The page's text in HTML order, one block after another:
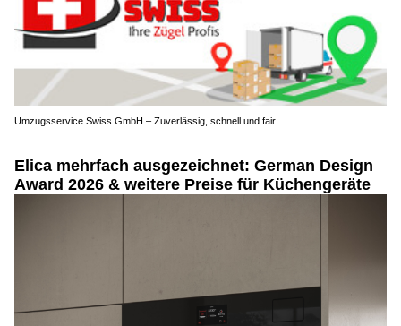
Umzugsservice Swiss GmbH – Zuverlässig, schnell und fair
Elica mehrfach ausgezeichnet: German Design
Award 2026 & weitere Preise für Küchengeräte